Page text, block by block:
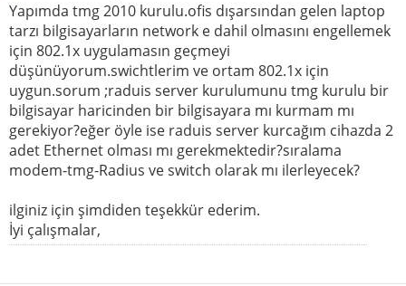
Yapımda tmg 2010 kurulu.ofis dışarsından gelen laptop
tarzı bilgisayarların network e dahil olmasını engellemek
için 802.1x uygulamasın geçmeyi
düşünüyorum.swichtlerim ve ortam 802.1x için
uygun.sorum ;raduis server kurulumunu tmg kurulu bir
bilgisayar haricinden bir bilgisayara mı kurmam mı
gerekiyor?eğer öyle ise raduis server kurcağım cihazda 2
adet Ethernet olması mı gerekmektedir?sıralama
modem-tmg-Radius ve switch olarak mı ilerleyecek?
ilginiz için şimdiden teşekkür ederim.
İyi çalışmalar,